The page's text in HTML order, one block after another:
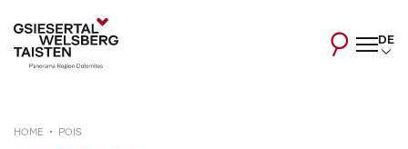
DE
HOME POIS